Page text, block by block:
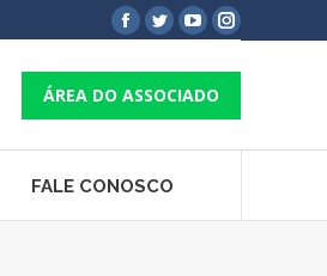
Facebook
opens
in
new
window
Twitter
opens
in
new
window
YouTube
opens
in
new
Instagram
in
new
ÁREA DO ASSOCIADO
FALE CONOSCO